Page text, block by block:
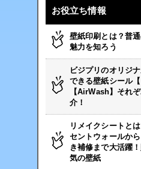
お役立ち情報
壁紙印刷とは？普
魅力を知ろう
ビジプリのオリジ
できる壁紙シール【
【AirWash】それ
介！
リメイクシートと
セントウォールか
き補修まで大活躍
気の壁紙